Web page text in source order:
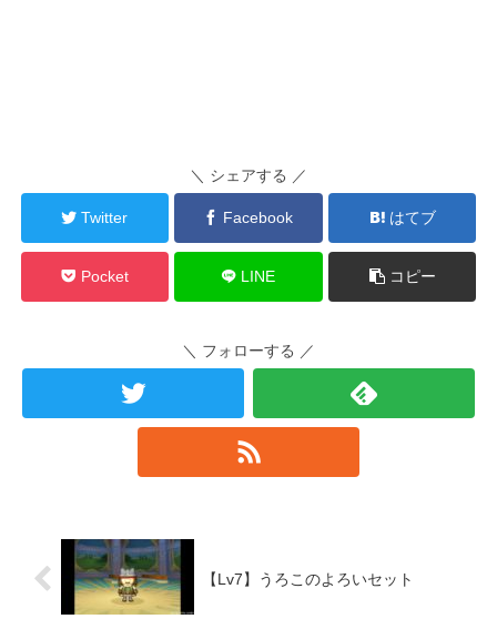
＼ シェアする ／
Twitter Facebook はてブ
Pocket LINE コピー
＼ フォローする ／
【Lv7】うろこのよろいセット